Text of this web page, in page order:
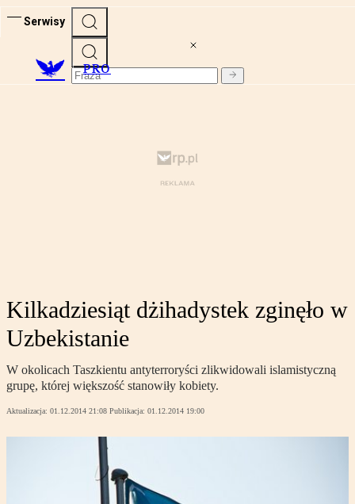
Serwisy
PRO
Kilkadziesiąt dżihadystek zginęło w
Uzbekistanie
W okolicach Taszkientu antyterroryści zlikwidowali islamistyczną
grupę, której większość stanowiły kobiety.
Aktualizacja: 01.12.2014 21:08 Publikacja: 01.12.2014 19:00